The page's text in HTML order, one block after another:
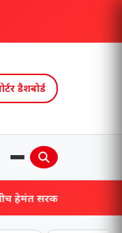
डैशबोर्ड
ने पेश किया अनुपूरक बजट!